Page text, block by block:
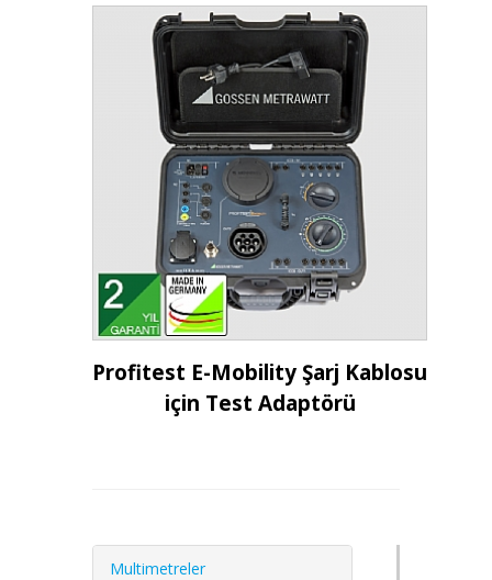
İncele
Profitest E-Mobility Şarj Kablosu
için Test Adaptörü
Multimetreler